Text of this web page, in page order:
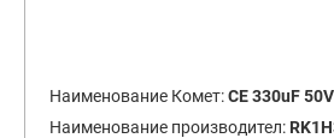
Наименование Комет:CE 330uF
Наименование производител: